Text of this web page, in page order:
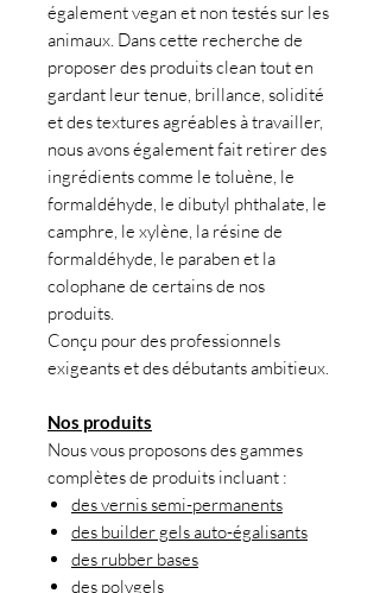
également vegan et non testés sur les
animaux. Dans cette recherche de
proposer des produits clean tout en
gardant leur tenue, brillance, solidité
et des textures agréables à travailler,
nous avons également fait retirer des
ingrédients comme le toluène, le
formaldéhyde, le dibutyl phthalate, le
camphre, le xylène, la résine de
formaldéhyde, le paraben et la
colophane de certains de nos
produits.
Conçu pour des professionnels
exigeants et des débutants ambitieux.
Nos produits
Nous vous proposons des gammes
complètes de produits incluant :
des vernis semi-permanents
des builder gels auto-égalisants
des rubber bases
des polygels